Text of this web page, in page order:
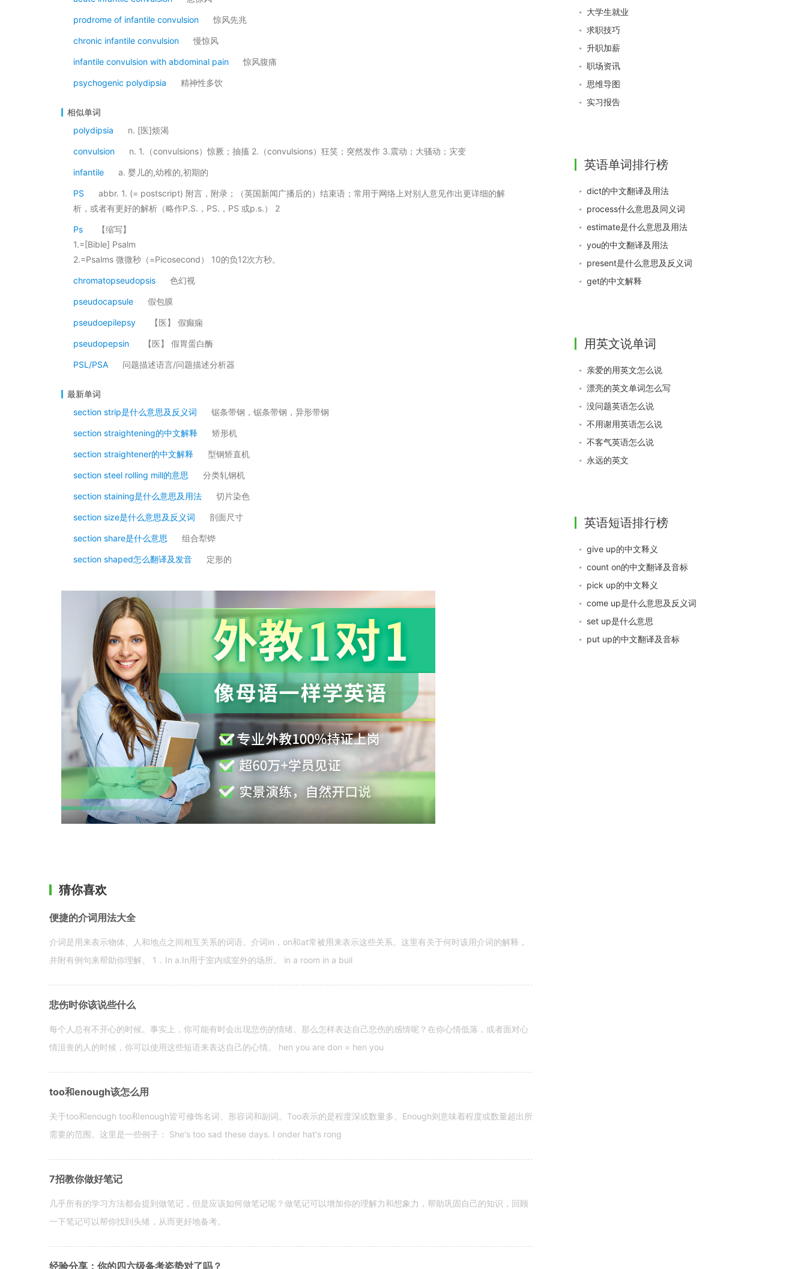
prodrome of infantile convulsion 惊风先兆
chronic infantile convulsion 慢惊风
infantile convulsion with abdominal pain 惊风腹痛
psychogenic polydipsia 精神性多饮
相似单词
polydipsia
n. [医]烦渴
convulsion n. 1.（convulsions）惊厥；抽搐 2.（convulsions）狂笑；突然发作 3.震动；大骚动；灾变
infantile a. 婴儿的,幼稚的,初期的
PS
abbr. 1. (= postscript) 附言，附录；（英国新闻广播后的）结束语；常用于网络上对别人意见作出更详细的解
析，或者有更好的解析（略作P.S.，PS.，PS 或p.s.） 2
Ps
【缩写】
1.=[Bible] Psalm
2.=Psalms 微微秒（=Picosecond） 10的负12次方秒。
chromatopseudopsis 色幻视
pseudocapsule 假包膜
pseudoepilepsy 【医】 假癫痫
pseudopepsin 【医】 假胃蛋白酶
PSL/PSA 问题描述语言/问题描述分析器
最新单词
section strip是什么意思及反义词
锯条带钢，锯条带钢，异形带钢
section straightening的中文解释 矫形机
section straightener的中文解释 型钢矫直机
section steel rolling mill的意思 分类轧钢机
section staining是什么意思及用法 切片染色
section size是什么意思及反义词 剖面尺寸
section share是什么意思 组合犁铧
section shaped怎么翻译及发音 定形的
猜你喜欢
便捷的介词用法大全
介词是用来表示物体、人和地点之间相互关系的词语。介词in，on和at常被用来表示这些关系。这里有关于何时该用介词的解释，
并附有例句来帮助你理解。 1．In a.In用于室内或室外的场所。 in a room in a buil
悲伤时你该说些什么
每个人总有不开心的时候。事实上，你可能有时会出现悲伤的情绪。那么怎样表达自己悲伤的感情呢？在你心情低落，或者面对心
情沮丧的人的时候，你可以使用这些短语来表达自己的心情。 hen you are don = hen you
too和enough该怎么用
关于too和enough too和enough皆可修饰名词、形容词和副词。Too表示的是程度深或数量多。Enough则意味着程度或数量超出所
需要的范围。这里是一些例子： She's too sad these days. I onder hat's rong
7招教你做好笔记
几乎所有的学习方法都会提到做笔记，但是应该如何做笔记呢？做笔记可以增加你的理解力和想象力，帮助巩固自己的知识，回顾
一下笔记可以帮你找到头绪，从而更好地备考。
经验分享：你的四六级备考姿势对了吗？
大学生就业
求职技巧
升职加薪
职场资讯
思维导图
实习报告
英语单词排行榜
dict的中文翻译及用法
process什么意思及同义词
estimate是什么意思及用法
you的中文翻译及用法
present是什么意思及反义词
get的中文解释
用英文说单词
亲爱的用英文怎么说
漂亮的英文单词怎么写
没问题英语怎么说
不用谢用英语怎么说
不客气英语怎么说
永远的英文
英语短语排行榜
give up的中文释义
count on的中文翻译及音标
pick up的中文释义
come up是什么意思及反义词
set up是什么意思
put up的中文翻译及音标